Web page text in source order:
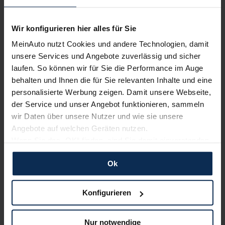
Wir konfigurieren hier alles für Sie
MeinAuto nutzt Cookies und andere Technologien, damit
unsere Services und Angebote zuverlässig und sicher
laufen. So können wir für Sie die Performance im Auge
behalten und Ihnen die für Sie relevanten Inhalte und eine
personalisierte Werbung zeigen. Damit unsere Webseite,
der Service und unser Angebot funktionieren, sammeln
wir Daten über unsere Nutzer und wie sie unsere
Angebote auf welchen Geräten nutzen.
und erlauben uns Cookies für unseren Service zu
verwenden und diese Daten an Dritte weiterzugeben,
etwa an unsere Marketingpartner. Falls Sie dem nicht
zustimmen möchten, beschränken wir uns auf die
dann nicht auf Sie zuschneiden und Sie somit nicht
Ok
Konfigurieren
Nur notwendige
Testberichte
Fiat Tipo 5-Türer (Test 2023): Renovierung
mit folgenreichen Konsequenzen?
Der Fiat Tipo versucht in der Golf-Klasse mit typischen Fiat-
Qualitäten zu punkten: einfache Bedienung, hohe